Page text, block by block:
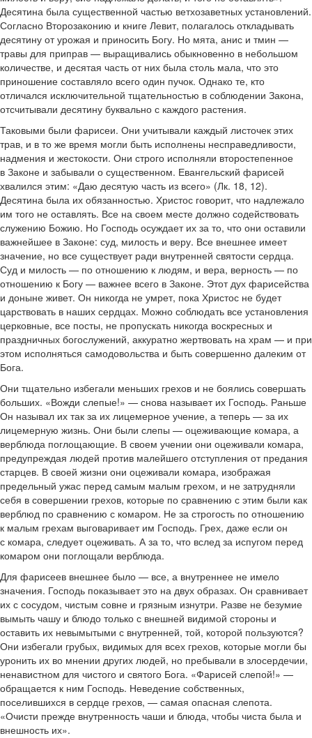
Десятина была существенной частью ветхозаветных установлений.
Согласно Второзаконию и книге Левит, полагалось откладывать
десятину от урожая и приносить Богу. Но мята, анис и тмин —
травы для приправ — выращивались обыкновенно в небольшом
количестве, и десятая часть от них была столь мала, что это
приношение составляло всего один пучок. Однако те, кто
отличался исключительной тщательностью в соблюдении Закона,
отсчитывали десятину буквально с каждого растения.
Таковыми были фарисеи. Они учитывали каждый листочек этих
трав, и в то же время могли быть исполнены несправедливости,
надмения и жестокости. Они строго исполняли второстепенное
в Законе и забывали о существенном. Евангельский фарисей
хвалился этим: «Даю десятую часть из всего» (Лк. 18, 12).
Десятина была их обязанностью. Христос говорит, что надлежало
им того не оставлять. Все на своем месте должно содействовать
служению Божию. Но Господь осуждает их за то, что они оставили
важнейшее в Законе: суд, милость и веру. Все внешнее имеет
значение, но все существует ради внутренней святости сердца.
Суд и милость — по отношению к людям, и вера, верность — по
отношению к Богу — важнее всего в Законе. Этот дух фарисейства
и доныне живет. Он никогда не умрет, пока Христос не будет
царствовать в наших сердцах. Можно соблюдать все установления
церковные, все посты, не пропускать никогда воскресных и
праздничных богослужений, аккуратно жертвовать на храм — и при
этом исполняться самодовольства и быть совершенно далеким от
Бога.
Они тщательно избегали меньших грехов и не боялись совершать
больших. «Вожди слепые!» — снова называет их Господь. Раньше
Он называл их так за их лицемерное учение, а теперь — за их
лицемерную жизнь. Они были слепы — оцеживающие комара, а
верблюда поглощающие. В своем учении они оцеживали комара,
предупреждая людей против малейшего отступления от предания
старцев. В своей жизни они оцеживали комара, изображая
предельный ужас перед самым малым грехом, и не затрудняли
себя в совершении грехов, которые по сравнению с этим были как
верблюд по сравнению с комаром. Не за строгость по отношению
к малым грехам выговаривает им Господь. Грех, даже если он
с комара, следует оцеживать. А за то, что вслед за испугом перед
комаром они поглощали верблюда.
Для фарисеев внешнее было — все, а внутреннее не имело
значения. Господь показывает это на двух образах. Он сравнивает
их с сосудом, чистым совне и грязным изнутри. Разве не безумие
вымыть чашу и блюдо только с внешней видимой стороны и
оставить их невымытыми с внутренней, той, которой пользуются?
Они избегали грубых, видимых для всех грехов, которые могли бы
уронить их во мнении других людей, но пребывали в злосердечии,
ненавистном для чистого и святого Бога. «Фарисей слепой!» —
обращается к ним Господь. Неведение собственных,
поселившихся в сердце грехов, — самая опасная слепота.
«Очисти прежде внутренность чаши и блюда, чтобы чиста была и
внешность их».